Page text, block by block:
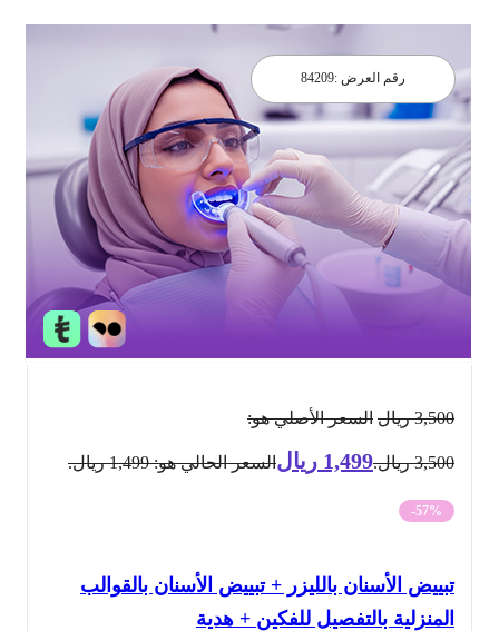
رقم العرض : 84209
3,500 ريال السعر الأصلي هو:
3,500 ريال. 1,499 ريالالسعر الحالي هو: 1,499 ريال.
-57%
تبييض الأسنان بالليزر + تبييض الأسنان بالقوالب
المنزلية بالتفصيل للفكين + هدية